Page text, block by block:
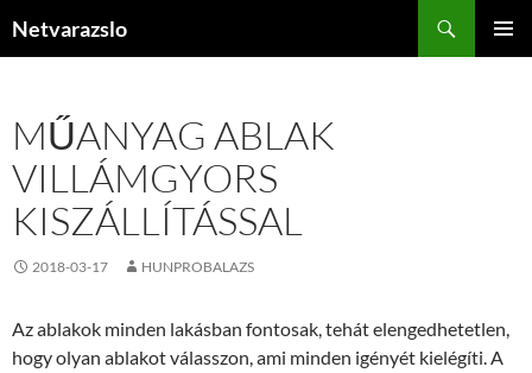
Netvarazslo
MŰANYAG ABLAK
VILLÁMGYORS
KISZÁLLÍTÁSSAL
2018-03-17 HUNPROBALAZS
Az ablakok minden lakásban fontosak, tehát elengedhetetlen,
hogy olyan ablakot válasszon, ami minden igényét kielégíti. A